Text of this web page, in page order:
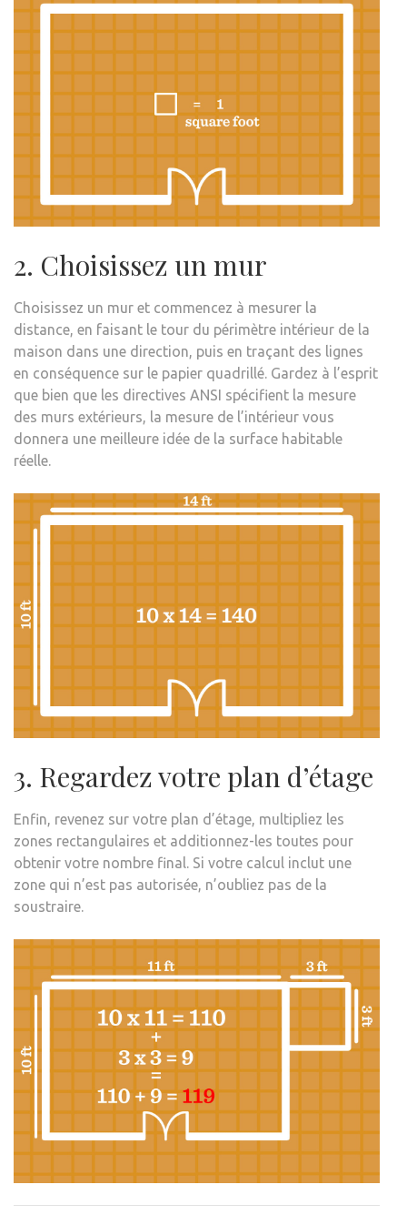
2. Choisissez un mur
Choisissez un mur et commencez à mesurer la
distance, en faisant le tour du périmètre intérieur de la
maison dans une direction, puis en traçant des lignes
en conséquence sur le papier quadrillé. Gardez à l’esprit
que bien que les directives ANSI spécifient la mesure
des murs extérieurs, la mesure de l’intérieur vous
donnera une meilleure idée de la surface habitable
réelle.
3. Regardez votre plan d’étage
Enfin, revenez sur votre plan d’étage, multipliez les
zones rectangulaires et additionnez-les toutes pour
obtenir votre nombre final. Si votre calcul inclut une
zone qui n’est pas autorisée, n’oubliez pas de la
soustraire.